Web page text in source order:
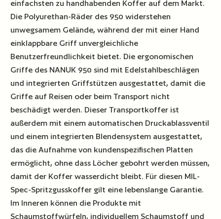
einfachsten zu handhabenden Koffer auf dem Markt.
Die Polyurethan-Räder des 950 widerstehen
unwegsamem Gelände, während der mit einer Hand
einklappbare Griff unvergleichliche
Benutzerfreundlichkeit bietet. Die ergonomischen
Griffe des NANUK 950 sind mit Edelstahlbeschlägen
und integrierten Griffstützen ausgestattet, damit die
Griffe auf Reisen oder beim Transport nicht
beschädigt werden. Dieser Transportkoffer ist
außerdem mit einem automatischen Druckablassventil
und einem integrierten Blendensystem ausgestattet,
das die Aufnahme von kundenspezifischen Platten
ermöglicht, ohne dass Löcher gebohrt werden müssen,
damit der Koffer wasserdicht bleibt. Für diesen MIL-
Spec-Spritzgusskoffer gilt eine lebenslange Garantie.
Im Inneren können die Produkte mit
Schaumstoffwürfeln, individuellem Schaumstoff und